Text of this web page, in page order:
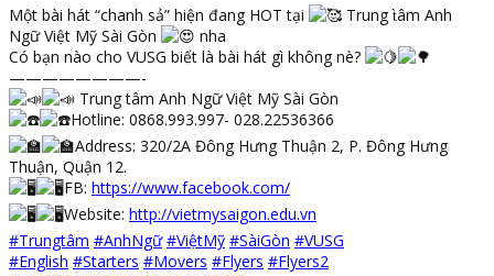
Một bài hát “chanh sả” hiện đang HOT tại
Trung t̀âm Anh
Ngữ Việt Mỹ Sài Gòn
nha
Có bạn nào cho VUSG biết là bài hát gì không nè?
————————-
Trung tâm Anh Ngữ Việt Mỹ Sài Gòn
Hotline: 0868.993.997- 028.22536366
Address: 320/2A Đông Hưng Thuận 2, P. Đông Hưng
Thuận, Quận 12.
FB: https://www.facebook.com/
Website: http://vietmysaigon.edu.vn
#Trungtâm #AnhNgữ #ViệtMỹ #SàiGòn #VUSG
#English #Starters #Movers #Flyers #Flyers2